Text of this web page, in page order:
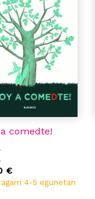
a comedte!
€
4-5 egunetan